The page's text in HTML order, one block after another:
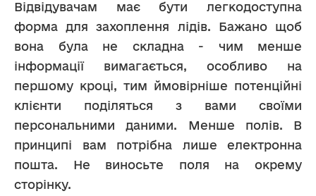
Відвідувачам має бути легкодоступна
форма для захоплення лідів. Бажано щоб
вона була не складна - чим менше
інформації вимагається, особливо на
першому кроці, тим ймовірніше потенційні
клієнти поділяться з вами своїми
персональними даними. Менше полів. В
принципі вам потрібна лише електронна
пошта. Не виносьте поля на окрему
сторінку.